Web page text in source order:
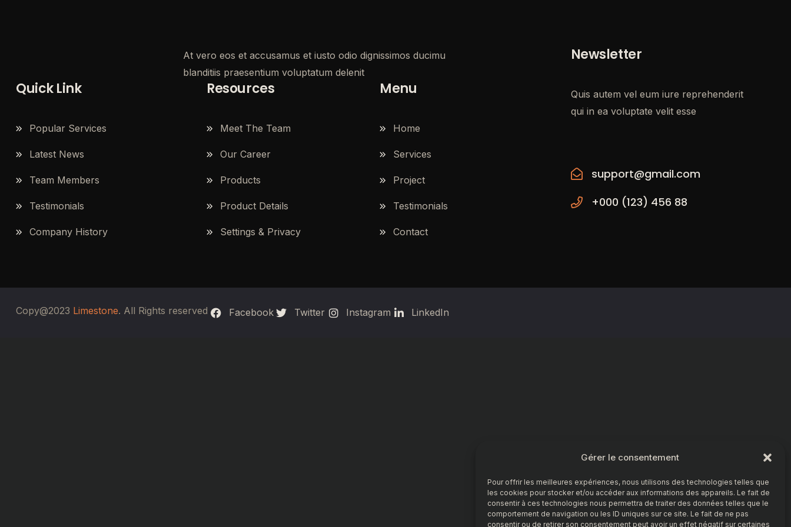
Gérer le consentement
Pour offrir les meilleures expériences, nous utilisons des technologies telles que
les cookies pour stocker et/ou accéder aux informations des appareils. Le fait de
consentir à ces technologies nous permettra de traiter des données telles que le
comportement de navigation ou les ID uniques sur ce site. Le fait de ne pas
consentir ou de retirer son consentement peut avoir un effet négatif sur certaines
At vero eos et accusamus et iusto odio dignissimos ducimu
blanditiis praesentium voluptatum delenit
Quick Link
Popular Services
Latest News
Team Members
Testimonials
Company History
Resources
Meet The Team
Our Career
Products
Product Details
Settings & Privacy
Menu
Home
Services
Project
Testimonials
Contact
Newsletter
Quis autem vel eum iure reprehenderit
qui in ea voluptate velit esse
support@gmail.com
+000 (123) 456 88
Copy@2023 Limestone. All Rights reserved Facebook Twitter Instagram LinkedIn